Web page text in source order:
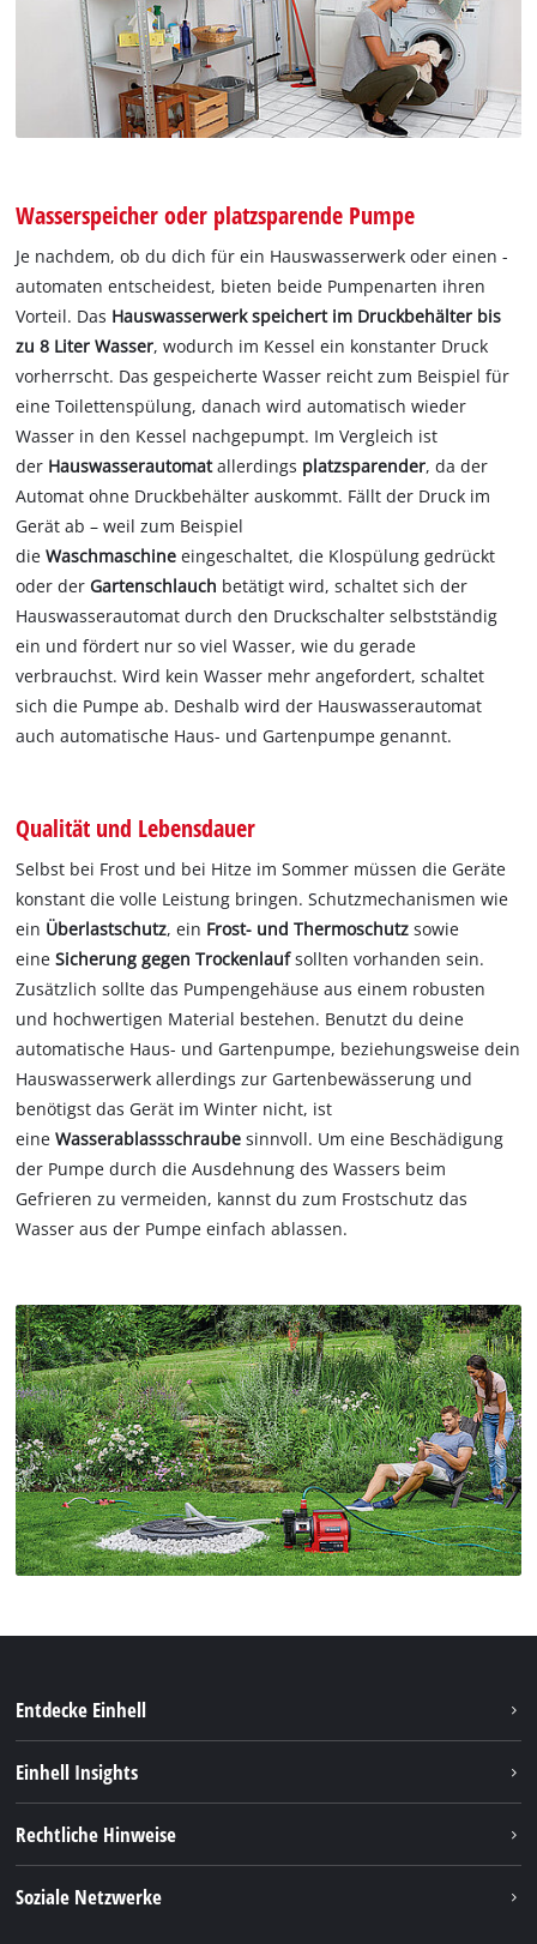
Wasserspeicher oder platzsparende Pumpe
Je nachdem, ob du dich für ein Hauswasserwerk oder einen -
automaten entscheidest, bieten beide Pumpenarten ihren
Vorteil. Das Hauswasserwerk speichert im Druckbehälter bis
zu 8 Liter Wasser, wodurch im Kessel ein konstanter Druck
vorherrscht. Das gespeicherte Wasser reicht zum Beispiel für
eine Toilettenspülung, danach wird automatisch wieder
Wasser in den Kessel nachgepumpt. Im Vergleich ist
der Hauswasserautomatallerdings platzsparender, da der
Automat ohne Druckbehälter auskommt. Fällt der Druck im
Gerät ab – weil zum Beispiel
dieWaschmaschineeingeschaltet, die Klospülung gedrückt
oder derGartenschlauch betätigt wird, schaltet sich der
Hauswasserautomat durch den Druckschalter selbstständig
ein und fördert nur so viel Wasser, wie du gerade
verbrauchst. Wird kein Wasser mehr angefordert, schaltet
sich die Pumpe ab. Deshalb wird der Hauswasserautomat
auch automatische Haus- und Gartenpumpe genannt.
Qualität und Lebensdauer
Selbst bei Frost und bei Hitze im Sommer müssen die Geräte
konstant die volle Leistung bringen. Schutzmechanismen wie
ein Überlastschutz, ein Frost- und Thermoschutz sowie
eineSicherung gegen Trockenlaufsollten vorhanden sein.
Zusätzlich sollte das Pumpengehäuse aus einem robusten
und hochwertigen Material bestehen. Benutzt du deine
automatische Haus- und Gartenpumpe, beziehungsweise dein
Hauswasserwerk allerdings zur Gartenbewässerung und
benötigst das Gerät im Winter nicht, ist
eineWasserablassschraubesinnvoll. Um eine Beschädigung
der Pumpe durch die Ausdehnung des Wassers beim
Gefrieren zu vermeiden, kannst du zum Frostschutz das
Wasser aus der Pumpe einfach ablassen.
Entdecke Einhell
Akkusystem
Einhell Insights
Rechtliche Hinweise
Soziale Netzwerke